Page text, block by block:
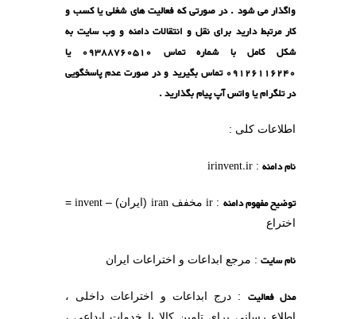
واگذار می شود . در صورتی که فعالیت های شغلی یا کسب و
کار مرتبط دارید برای نقل و انتقالات دامنه و وب سایت به
شکل کامل با شماره تماس 09388760510 یا
09126116240 تماس بگیرید و در صورت عدم پاسخگویی
در تلگرام یا واتس آپ پیام بگذارید .
اطلاعات کلی :
نام دامنه :
irinvent.ir
توضیح مفهوم دامنه :
irمخفف iran (ایران) – invent
=
اختراع
نام سایت : مرجع ابداعات و اختراعات ایران
مدل فعالیت : درج ابداعات و اختراعات داخلی ،
اطلاع رسانی برای تامین کالا یا خدمات ابداعی ،